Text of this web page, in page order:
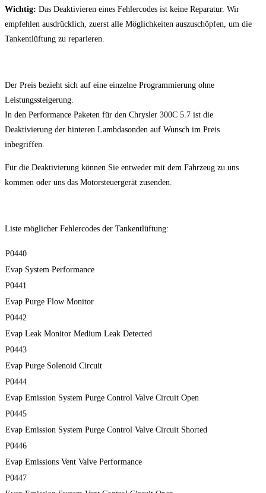
Wichtig: Das Deaktivieren eines Fehlercodes ist keine Reparatur. Wir
empfehlen ausdrücklich, zuerst alle Möglichkeiten auszuschöpfen, um die
Tankentlüftung zu reparieren.
Der Preis bezieht sich auf eine einzelne Programmierung ohne
Leistungssteigerung.
In den Performance Paketen für den Chrysler 300C 5.7 ist die
Deaktivierung der hinteren Lambdasonden auf Wunsch im Preis
inbegriffen.
Für die Deaktivierung können Sie entweder mit dem Fahrzeug zu uns
kommen oder uns das Motorsteuergerät zusenden.
Liste möglicher Fehlercodes der Tankentlüftung:
P0440
Evap System Performance
P0441
Evap Purge Flow Monitor
P0442
Evap Leak Monitor Medium Leak Detected
P0443
Evap Purge Solenoid Circuit
P0444
Evap Emission System Purge Control Valve Circuit Open
P0445
Evap Emission System Purge Control Valve Circuit Shorted
P0446
Evap Emissions Vent Valve Performance
P0447